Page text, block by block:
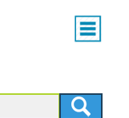
Main
menu